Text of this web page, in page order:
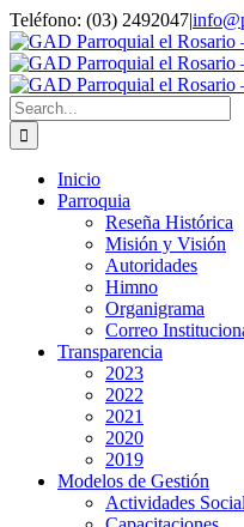
Skip
to
content
Teléfono: (03) 2492047|
Search
for:
Inicio
Parroquia
Reseña Histórica
Misión y Visión
Autoridades
Himno
Organigrama
Correo
Transparencia
2023
2022
2021
2020
2019
Modelos de Gestión
Actividades